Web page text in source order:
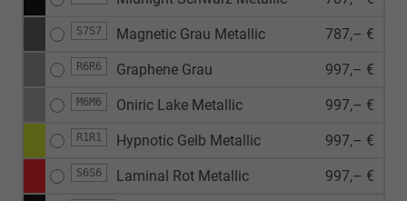
S7S7 Magnetic Grau Metallic 787,– €
R6R6 Graphene Grau 997,– €
M6M6 Oniric Lake Metallic 997,– €
R1R1 Hypnotic Gelb Metallic 997,– €
S6S6 Laminal Rot Metallic 997,– €